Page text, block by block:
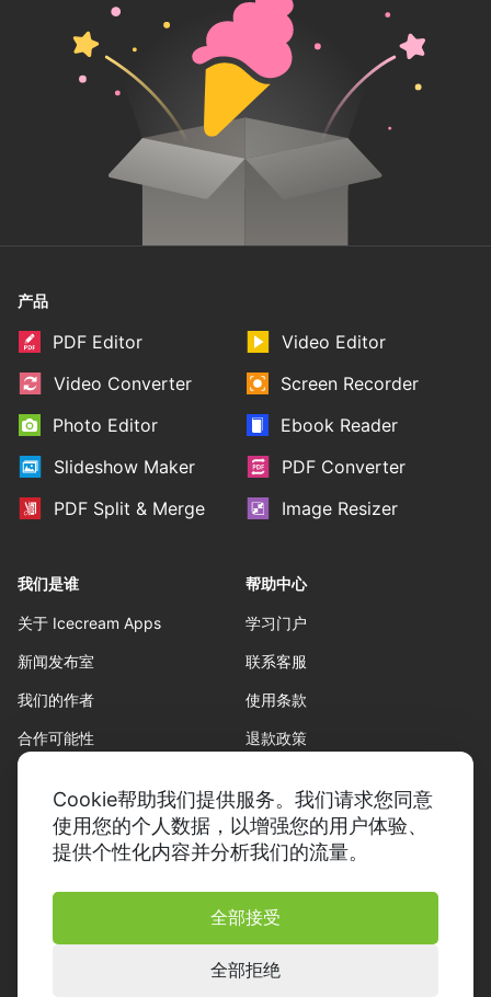
Cookie帮助我们提供服务。我们请求您同意
使用您的个人数据，以增强您的用户体验、
提供个性化内容并分析我们的流量。
全部接受
全部拒绝
© 2014-2026，Icecream Apps。
保留所有权利
产品
PDF Editor
Video Editor
Video Converter
Screen Recorder
Photo Editor
Ebook Reader
Slideshow Maker
PDF Converter
PDF Split & Merge
Image Resizer
我们是谁
关于 Icecream Apps
新闻发布室
我们的作者
合作可能性
帮助中心
学习门户
联系客服
使用条款
退款政策